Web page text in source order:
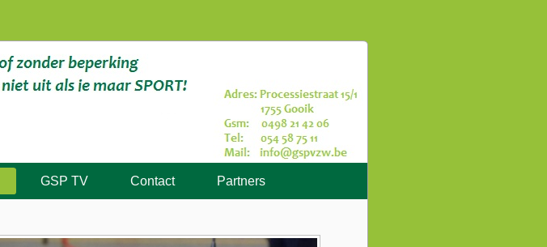
GSP TV Contact Partners